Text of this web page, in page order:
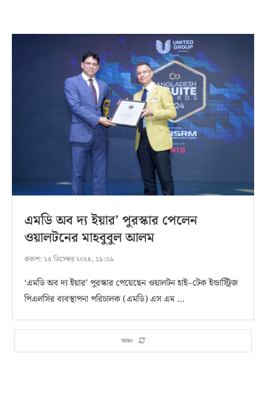
এমডি অব দ্য ইয়ার’ পুরস্কার পেলেন
ওয়ালটনের মাহবুবুল আলম
প্রকাশ: ১৫ ডিসেম্বর ২০২৪, ১৯:০৯
‘এমডি অব দ্য ইয়ার’ পুরস্কার পেয়েছেন ওয়ালটন হাই–টেক ইন্ডাস্ট্রিজ
পিএলসির ব্যবস্থাপনা পরিচালক (এমডি) এস এম …
আরও